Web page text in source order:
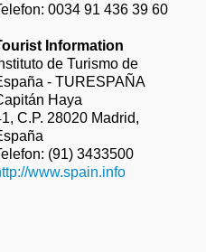
0034 91 436 39 60
Information
de Turismo de
- TURESPAÑA
Haya
C.P. 28020 Madrid,
(91) 3433500
www.spain.info